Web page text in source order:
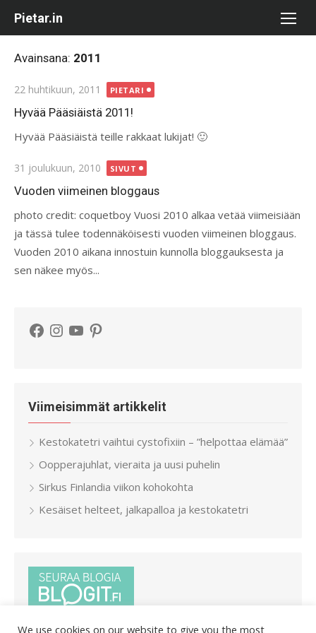
Pietar.in
Avainsana: 2011
Posted
on
22 huhtikuun, 2011 PIETARI
Hyvää Pääsiäistä 2011!
Hyvää Pääsiäistä teille rakkaat lukijat! 🙂
Posted
on
31 joulukuun, 2010 SIVUT
Vuoden viimeinen bloggaus
photo credit: coquetboy Vuosi 2010 alkaa vetää viimeisiään
ja tässä tulee todennäköisesti vuoden viimeinen bloggaus.
Vuoden 2010 aikana innostuin kunnolla bloggauksesta ja
sen näkee myös...
Facebook
Instagram
YouTubePinterest
Viimeisimmät artikkelit
Kestokatetri vaihtui cystofixiin – ”helpottaa elämää”
Oopperajuhlat, vieraita ja uusi puhelin
Sirkus Finlandia viikon kohokohta
Kesäiset helteet, jalkapalloa ja kestokatetri
We use cookies on our website to give you the most